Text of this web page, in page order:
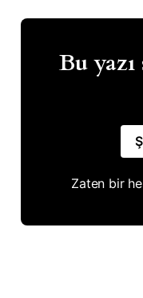
Bu
Zaten bir